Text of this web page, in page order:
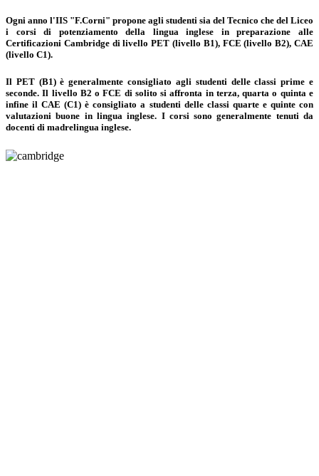
Ogni anno l'IIS "F.Corni" propone agli studenti sia del Tecnico che del Liceo
i corsi di potenziamento della lingua inglese in preparazione alle
Certificazioni Cambridge di livello PET (livello B1), FCE (livello B2), CAE
(livello C1).
Il PET (B1) è generalmente consigliato agli studenti delle classi prime e
seconde. Il livello B2 o FCE di solito si affronta in terza, quarta o quinta e
infine il CAE (C1) è consigliato a studenti delle classi quarte e quinte con
valutazioni buone in lingua inglese. I corsi sono generalmente tenuti da
docenti di madrelingua inglese.